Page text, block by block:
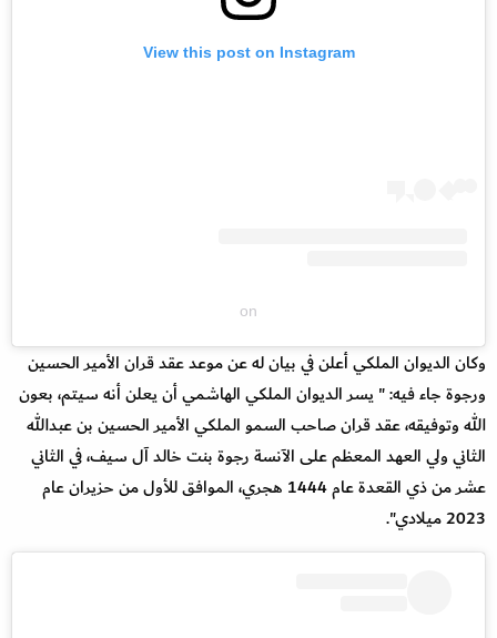
View this post on Instagram
on
وكان الديوان الملكي أعلن في بيان له عن موعد عقد قران الأمير الحسين
ورجوة جاء فيه: " يسر الديوان الملكي الهاشمي أن يعلن أنه سيتم، بعون
الله وتوفيقه، عقد قران صاحب السمو الملكي الأمير الحسين بن عبدالله
الثاني ولي العهد المعظم على الآنسة رجوة بنت خالد آل سيف، في الثاني
عشر من ذي القعدة عام 1444 هجري، الموافق للأول من حزيران عام
2023 ميلادي".